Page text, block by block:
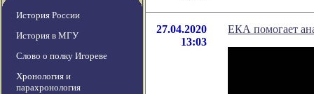
История России
История в МГУ
Слово о полку Игореве
Хронология и
парахронология
27.04.2020
13:03
ЕКА помогает